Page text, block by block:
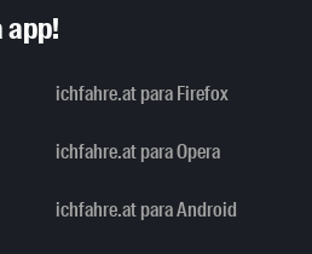
app!
ichfahre.at para Firefox
ichfahre.at para Opera
ichfahre.at para Android